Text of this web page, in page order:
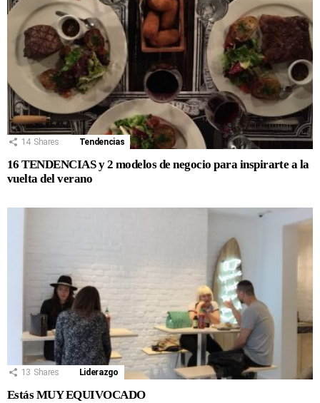
14 Shares Tendencias
16 TENDENCIAS y 2 modelos de negocio para inspirarte a la
vuelta del verano
13 Shares Liderazgo
Estás MUY EQUIVOCADO